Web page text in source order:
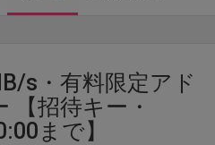
s・有料限定アド
【招待キー・
まで】